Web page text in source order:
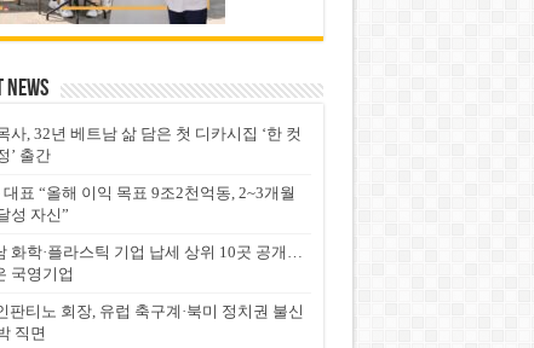
News
사, 32년 베트남 삶 담은 첫 디카시집 ‘한 컷
’ 출간
표 “올해 이익 목표 9조2천억동, 2~3개월
성 자신”
화학·플라스틱 기업 납세 상위 10곳 공개…
국영기업
판티노 회장, 유럽 축구계·북미 정치권 불신
직면